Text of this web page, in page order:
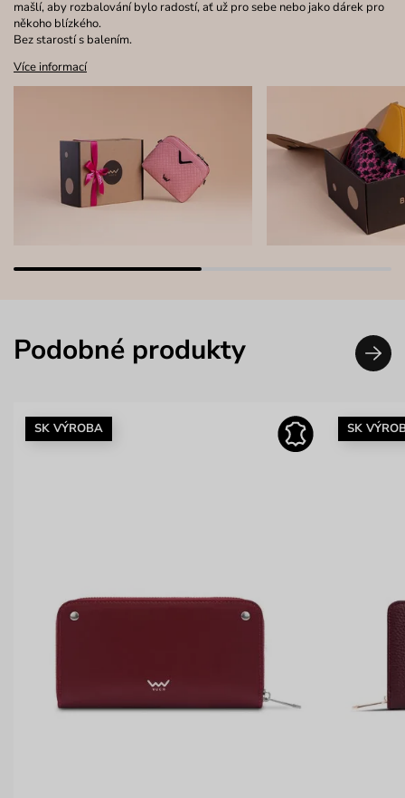
mašlí, aby rozbalování bylo radostí, ať už pro sebe nebo jako dárek pro
někoho blízkého.
Bez starostí s balením.
Více informací
Podobné produkty
SK VÝROBA SK